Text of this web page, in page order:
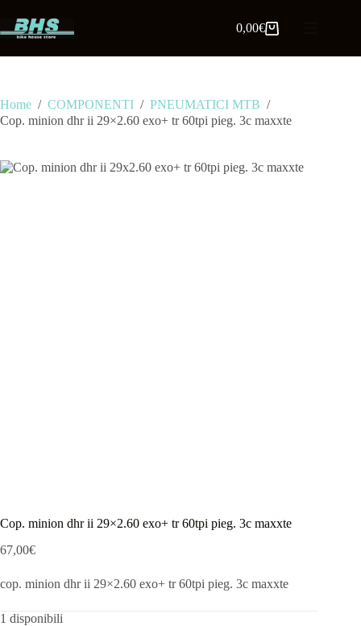
0,00€
Home / COMPONENTI / PNEUMATICI MTB /
Cop. minion dhr ii 29×2.60 exo+ tr 60tpi pieg. 3c maxxte
Cop. minion dhr ii 29×2.60 exo+ tr 60tpi pieg. 3c maxxte
67,00€
cop. minion dhr ii 29×2.60 exo+ tr 60tpi pieg. 3c maxxte
1 disponibili